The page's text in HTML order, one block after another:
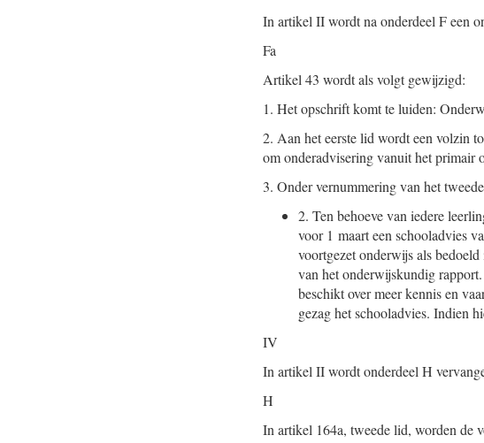
In artikel II wordt na onderdeel F een
Fa
Artikel 43 wordt als volgt gewijzigd:
1. Het opschrift komt te luiden:
2. Aan het eerste lid wordt een volzin
om onderadvisering vanuit het primair
3. Onder vernummering van het
2. Ten behoeve van iedere
voor 1 maart een schooladvies
voortgezet onderwijs als
van het onderwijskundig
beschikt over meer kennis en
gezag het schooladvies. Indien
IV
In artikel II wordt onderdeel H
H
In artikel 164a, tweede lid, worden de